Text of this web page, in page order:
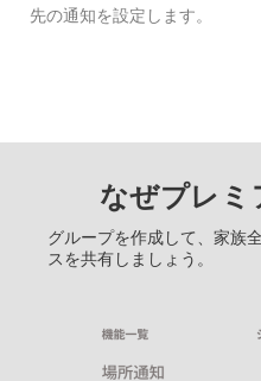
先の通知を設定します。
なぜプレミ
グループを作成して、家族
スを共有しましょう。